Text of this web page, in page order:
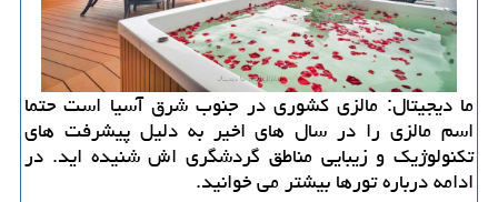
ما دیجیتال: مالزی كشوری در جنوب شرق آسیا است حتما
اسم مالزی را در سال های اخیر به دلیل پیشرفت های
تكنولوژیك و زیبایی مناطق گردشگری اش شنیده اید. در
ادامه درباره تورها بیشتر می خوانید.